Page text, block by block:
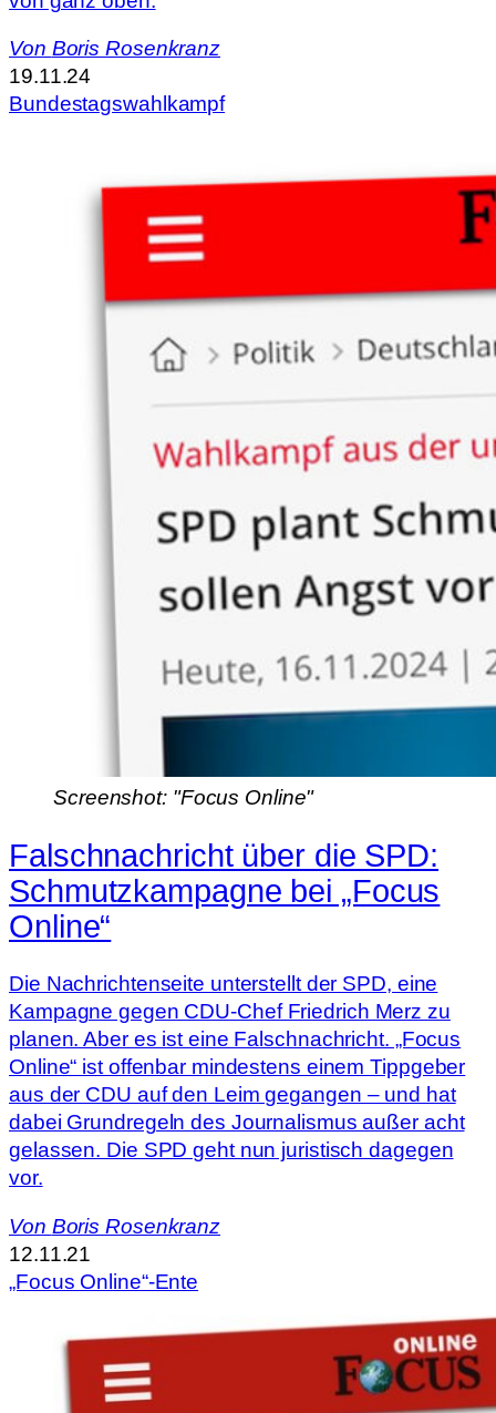
Von Boris Rosenkranz
19.11.24
Bundestagswahlkampf
Screenshot: "Focus Online"
Falschnachricht über die SPD:
Schmutzkampagne bei „Focus
Online“
Die Nachrichtenseite unterstellt der SPD, eine
Kampagne gegen CDU-Chef Friedrich Merz zu
planen. Aber es ist eine Falschnachricht. „Focus
Online“ ist offenbar mindestens einem Tippgeber
aus der CDU auf den Leim gegangen – und hat
dabei Grundregeln des Journalismus außer acht
gelassen. Die SPD geht nun juristisch dagegen
vor.
Von Boris Rosenkranz
12.11.21
„Focus Online“-Ente